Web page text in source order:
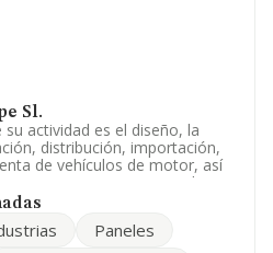
Sl.
actividad es el diseño, la
distribución, importación,
de vehículos de motor, así
y accesorios, y la
modelos de.. La
al por menor de productos
Paneles